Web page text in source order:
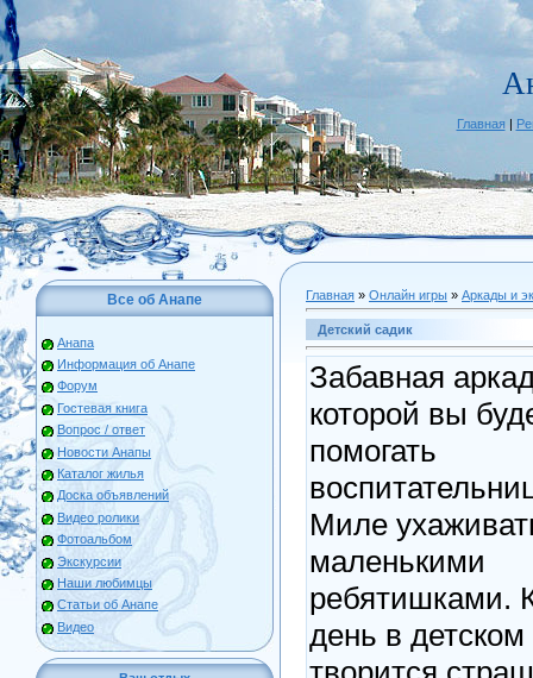
Главная |
Все об Анапе
Анапа
Информация об Анапе
Форум
Гостевая книга
Вопрос / ответ
Новости Анапы
Каталог жилья
Доска объявлений
Видео ролики
Фотоальбом
Экскурсии
Наши любимцы
Статьи об Анапе
Видео
Главная » Онлайн игры » Аркады и
Детский садик
Забавная
которой вы
помогать
Миле
маленькими
ребятишками.
день в детском